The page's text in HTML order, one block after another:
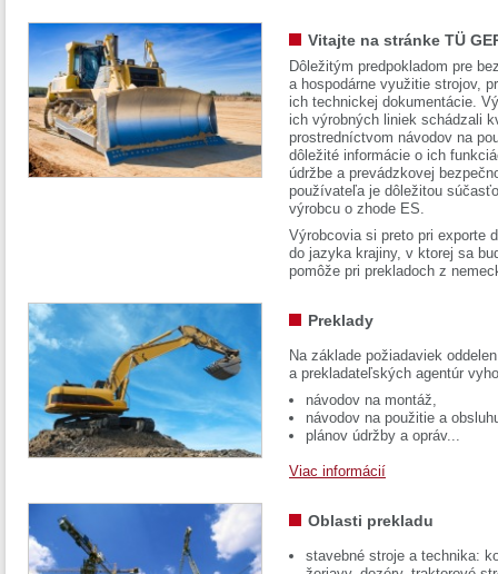
Vitajte na stránke TÜ
Dôležitým predpokladom pre
a hospodárne využitie strojov,
ich technickej dokumentácie.
ich výrobných liniek schádzali
prostredníctvom návodov na
dôležité informácie o ich
údržbe a prevádzkovej
používateľa je dôležitou
výrobcu o zhode ES.
Výrobcovia si preto pri exporte
do jazyka krajiny, v ktorej sa
pomôže pri prekladoch z
Preklady
Na základe požiadaviek
a prekladateľských agentúr
návodov na montáž,
návodov na použitie a
plánov údržby a opráv...
Viac informácií
Oblasti prekladu
stavebné stroje a technika: